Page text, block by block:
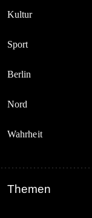
Kultur
Sport
Berlin
Nord
Wahrheit
Themen